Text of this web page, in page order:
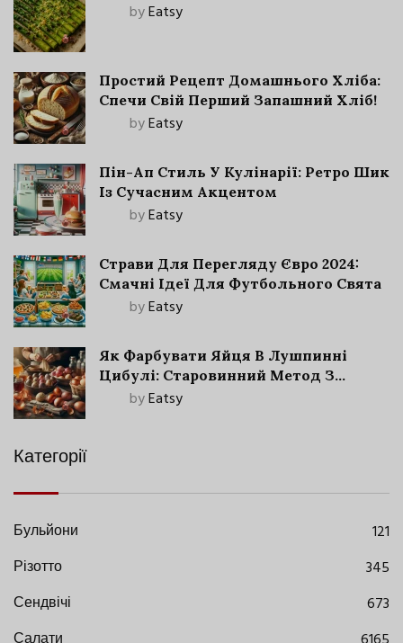
byEatsy
Простий Рецепт Домашнього Хліба:
Спечи Свій Перший Запашний Хліб!
byEatsy
Пін-Ап Стиль У Кулінарії: Ретро Шик
Із Сучасним Акцентом
byEatsy
Страви Для Перегляду Євро 2024:
Смачні Ідеї Для Футбольного Свята
byEatsy
Як Фарбувати Яйця В Лушпинні
Цибулі: Старовинний Метод З
Сучасними Нюансами
byEatsy
Категорії
Бульйони
121
Різотто
345
Сендвічі
673